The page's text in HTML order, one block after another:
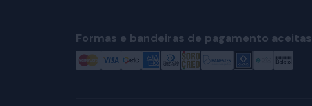
Formas e bandeiras de pagamento aceitas